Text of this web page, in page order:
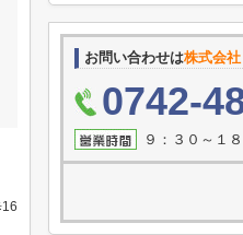
お問い合わせは株式会
0742-
９：３０～１